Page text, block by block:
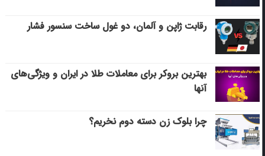
رقابت ژاپن و آلمان، دو غول ساخت سنسور فشار
بهترین بروکر برای معاملات طلا در ایران و ویژگی‌های
آنها
چرا بلوک زن دسته دوم نخریم؟